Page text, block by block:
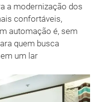
a modernização dos
confortáveis,
automação é, sem
quem busca
um lar